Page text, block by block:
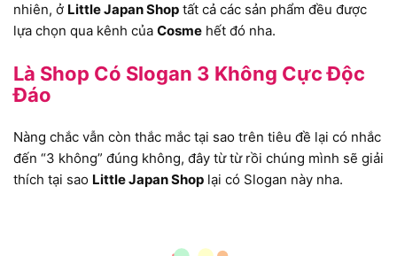
nhiên, ở Little Japan Shop tất cả các sản phẩm đều được
lựa chọn qua kênh của Cosme hết đó nha.
Là Shop Có Slogan 3 Không Cực Độc
Đáo
Nàng chắc vẫn còn thắc mắc tại sao trên tiêu đề lại có nhắc
đến “3 không” đúng không, đây từ từ rồi chúng mình sẽ giải
thích tại sao Little Japan Shop lại có Slogan này nha.